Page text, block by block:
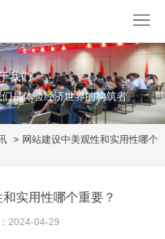
我们
是体验经济世界的构筑者
> 网站建设中美观性和实用性哪个
实用性哪个重要？
2024-04-29